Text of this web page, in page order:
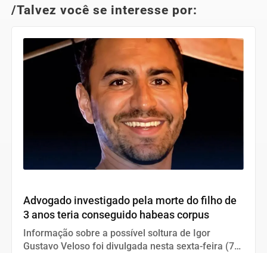
/Talvez você se interesse por:
Advogado investigado pela morte do filho de
3 anos teria conseguido habeas corpus
Informação sobre a possível soltura de Igor
Gustavo Veloso foi divulgada nesta sexta-feira (7),